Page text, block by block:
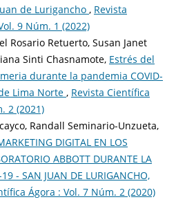
de Lurigancho , Revista
9 Núm. 1 (2022)
Rosario Retuerto, Susan Janet
Sinti Chasnamote, Estrés del
durante la pandemia COVID-
Lima Norte , Revista Científica
2 (2021)
Randall Seminario-Unzueta,
DIGITAL EN LOS
ABBOTT DURANTE LA
- SAN JUAN DE LURIGANCHO,
Ágora : Vol. 7 Núm. 2 (2020)